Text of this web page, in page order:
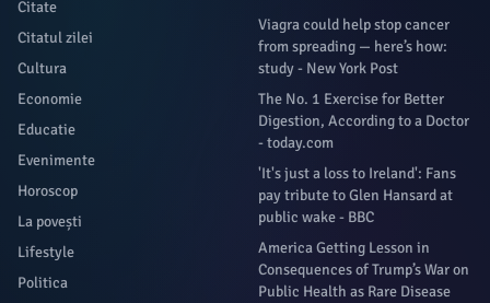
Citate
Citatul zilei
Cultura
Economie
Educatie
Evenimente
Horoscop
La povești
Lifestyle
Politica
Viagra could help stop cancer
from spreading — here’s how:
study - New York Post
The No. 1 Exercise for Better
Digestion, According to a Doctor
- today.com
'It's just a loss to Ireland': Fans
pay tribute to Glen Hansard at
public wake - BBC
America Getting Lesson in
Consequences of Trump’s War on
Public Health as Rare Disease